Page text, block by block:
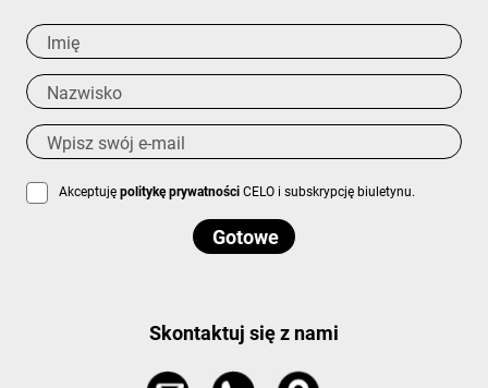
Akceptujępolitykę prywatności CELO i subskrypcję biuletynu.
Skontaktuj się z nami